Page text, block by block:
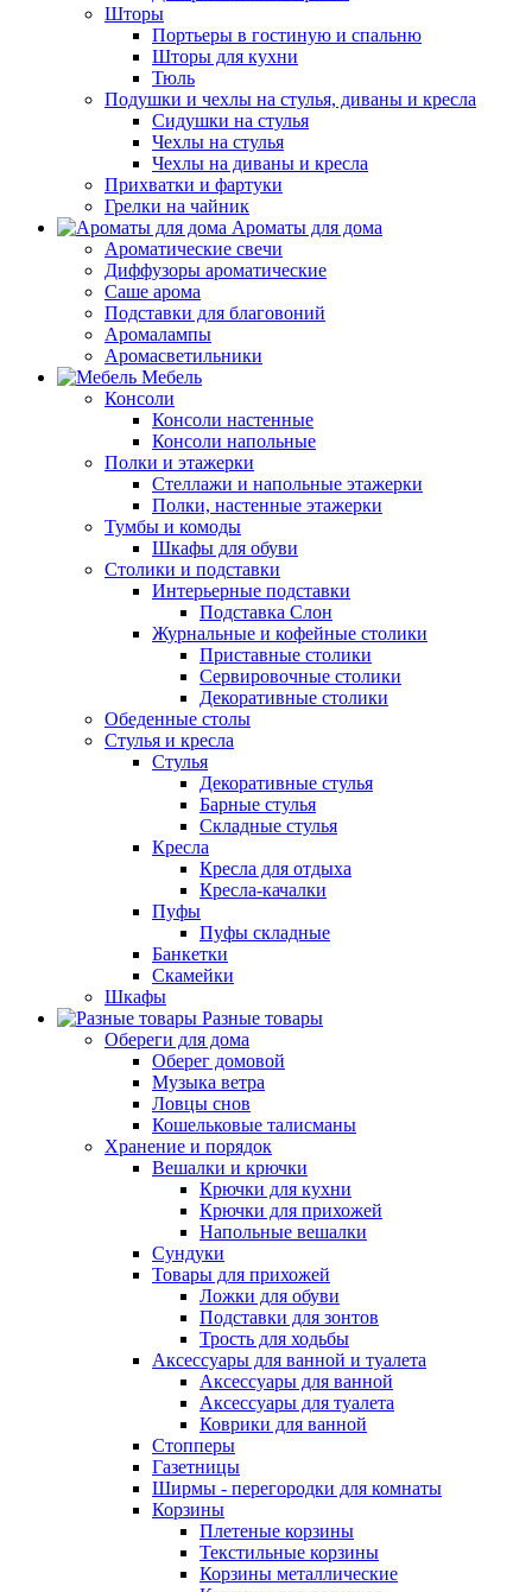
Шторы
Портьеры в гостиную и спальню
Шторы для кухни
Тюль
Подушки и чехлы на стулья, диваны и кресла
Сидушки на стулья
Чехлы на стулья
Чехлы на диваны и кресла
Прихватки и фартуки
Грелки на чайник
Ароматы для дома
Ароматические свечи
Диффузоры ароматические
Саше арома
Подставки для благовоний
Аромалампы
Аромасветильники
Мебель
Консоли
Консоли настенные
Консоли напольные
Полки и этажерки
Стеллажи и напольные этажерки
Полки, настенные этажерки
Тумбы и комоды
Шкафы для обуви
Столики и подставки
Интерьерные подставки
Подставка Слон
Журнальные и кофейные столики
Приставные столики
Сервировочные столики
Декоративные столики
Обеденные столы
Стулья и кресла
Стулья
Декоративные стулья
Барные стулья
Складные стулья
Кресла
Кресла для отдыха
Кресла-качалки
Пуфы
Пуфы складные
Банкетки
Скамейки
Шкафы
Разные товары
Обереги для дома
Оберег домовой
Музыка ветра
Ловцы снов
Кошельковые талисманы
Хранение и порядок
Вешалки и крючки
Крючки для кухни
Крючки для прихожей
Напольные вешалки
Сундуки
Товары для прихожей
Ложки для обуви
Подставки для зонтов
Трость для ходьбы
Аксессуары для ванной и туалета
Аксессуары для ванной
Аксессуары для туалета
Коврики для ванной
Стопперы
Газетницы
Ширмы - перегородки для комнаты
Корзины
Плетеные корзины
Текстильные корзины
Корзины металлические